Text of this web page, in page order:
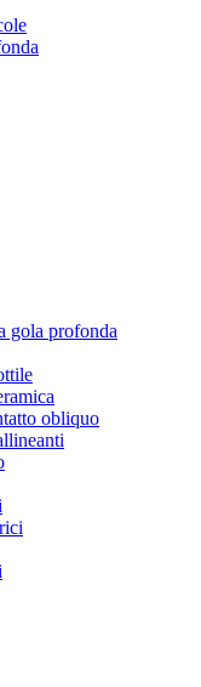
gola profonda
obliquo